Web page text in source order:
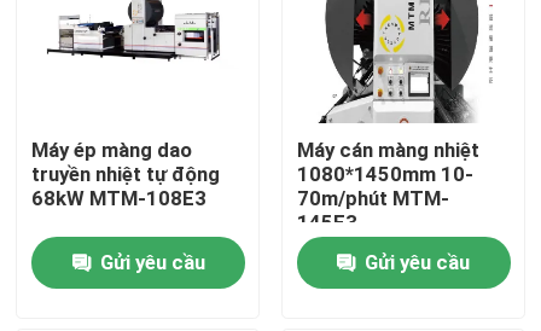
Nhà
Máy ép màng dao
truyền nhiệt tự động
68kW MTM-108E3
Gửi yêu cầu
Máy cán màng nhiệt
1080*1450mm 10-
70m/phút MTM-
145E3
Gửi yêu cầu